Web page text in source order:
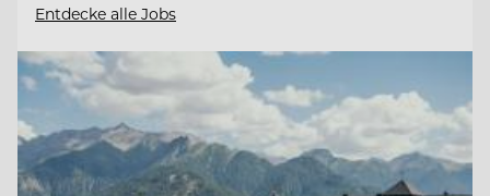
Entdecke alle Jobs